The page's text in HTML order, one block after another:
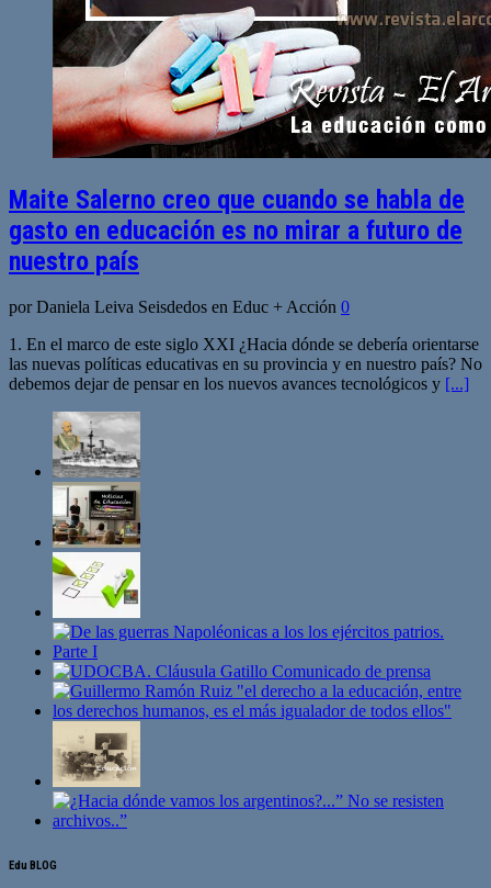
Maite Salerno creo que cuando se habla de
gasto en educación es no mirar a futuro de
nuestro país
por Daniela Leiva Seisdedos en Educ + Acción 0
1. En el marco de este siglo XXI ¿Hacia dónde se debería orientarse
las nuevas políticas educativas en su provincia y en nuestro país? No
debemos dejar de pensar en los nuevos avances tecnológicos y [...]
Edu BLOG